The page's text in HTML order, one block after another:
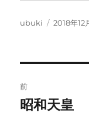
投
ubuki
投
2018年12
稿
前
前
昭和天皇